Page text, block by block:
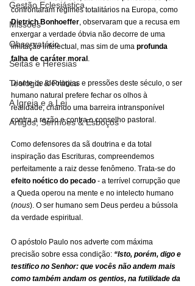
Gestão Eclesiástica
Missões
Observatório
Seitas e Heresias
Teologia & Prática
A Igreja e a Lei
Artigos, Sermões & Esboços
confrontaram regimes totalitários na Europa, como
Dietrich Bonhoeffer, observaram que a recusa em
enxergar a verdade óbvia não decorre de uma
limitação intelectual, mas sim de uma profunda
falha de caráter moral .
Diante de ideologias e pressões deste século, o ser
humano natural prefere fechar os olhos à
realidade, criando uma barreira intransponível
contra a razão e contra o conselho pastoral.
Como defensores da sã doutrina e da total
inspiração das Escrituras, compreendemos
perfeitamente a raiz desse fenômeno. Trata-se do
efeito noético do pecado - a terrível corrupção que
a Queda operou na mente e no intelecto humano
(nous). O ser humano sem Deus perdeu a bússola
da verdade espiritual.
O apóstolo Paulo nos adverte com máxima
precisão sobre essa condição: “Isto, porém, digo e
testifico no Senhor: que vocês não andem mais
como também andam os gentios, na futilidade da